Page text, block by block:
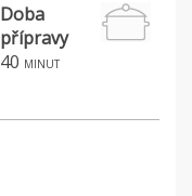
Doba
přípravy
40 minut